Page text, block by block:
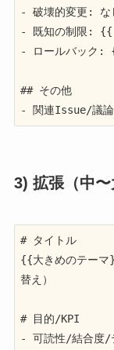
- 破壊的変更: な
- 既知の制限:
- ロールバック:
## その他
- 関連Issue/議
3) 拡張（中〜
# タイトル
{{大きめのテーマ
替え）
# 目的/KPI
- 可読性/結合度/